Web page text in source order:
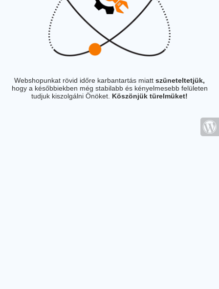
Webshopunkat rövid időre karbantartás miatt szüneteltetjük,
hogy a későbbiekben még stabilabb és kényelmesebb felületen
tudjuk kiszolgálni Önöket. Köszönjük türelmüket!